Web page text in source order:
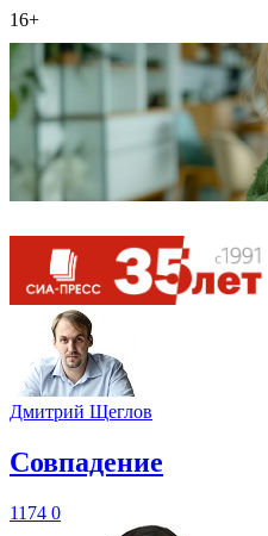
16+
Дмитрий Щеглов
​Совпадение
1174 0